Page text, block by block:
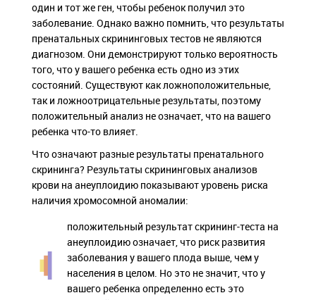
один и тот же ген, чтобы ребенок получил это
заболевание. Однако важно помнить, что результаты
пренатальных скрининговых тестов не являются
диагнозом. Они демонстрируют только вероятность
того, что у вашего ребенка есть одно из этих
состояний. Существуют как ложноположительные,
так и ложноотрицательные результаты, поэтому
положительный анализ не означает, что на вашего
ребенка что-то влияет.
Что означают разные результаты пренатального
скрининга? Результаты скрининговых анализов
крови на анеуплоидию показывают уровень риска
наличия хромосомной аномалии:
положительный результат скрининг-теста на
анеуплоидию означает, что риск развития
заболевания у вашего плода выше, чем у
населения в целом. Но это не значит, что у
вашего ребенка определенно есть это